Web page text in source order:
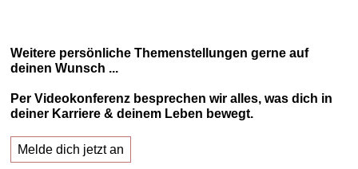
Weitere persönliche Themenstellungen gerne auf
deinen Wunsch ...
Per Videokonferenz besprechen wir alles, was dich in
deiner Karriere & deinem Leben bewegt.
Melde dich jetzt an